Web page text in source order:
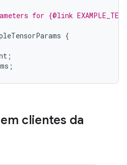
for {@link
{
;
;
clientes da